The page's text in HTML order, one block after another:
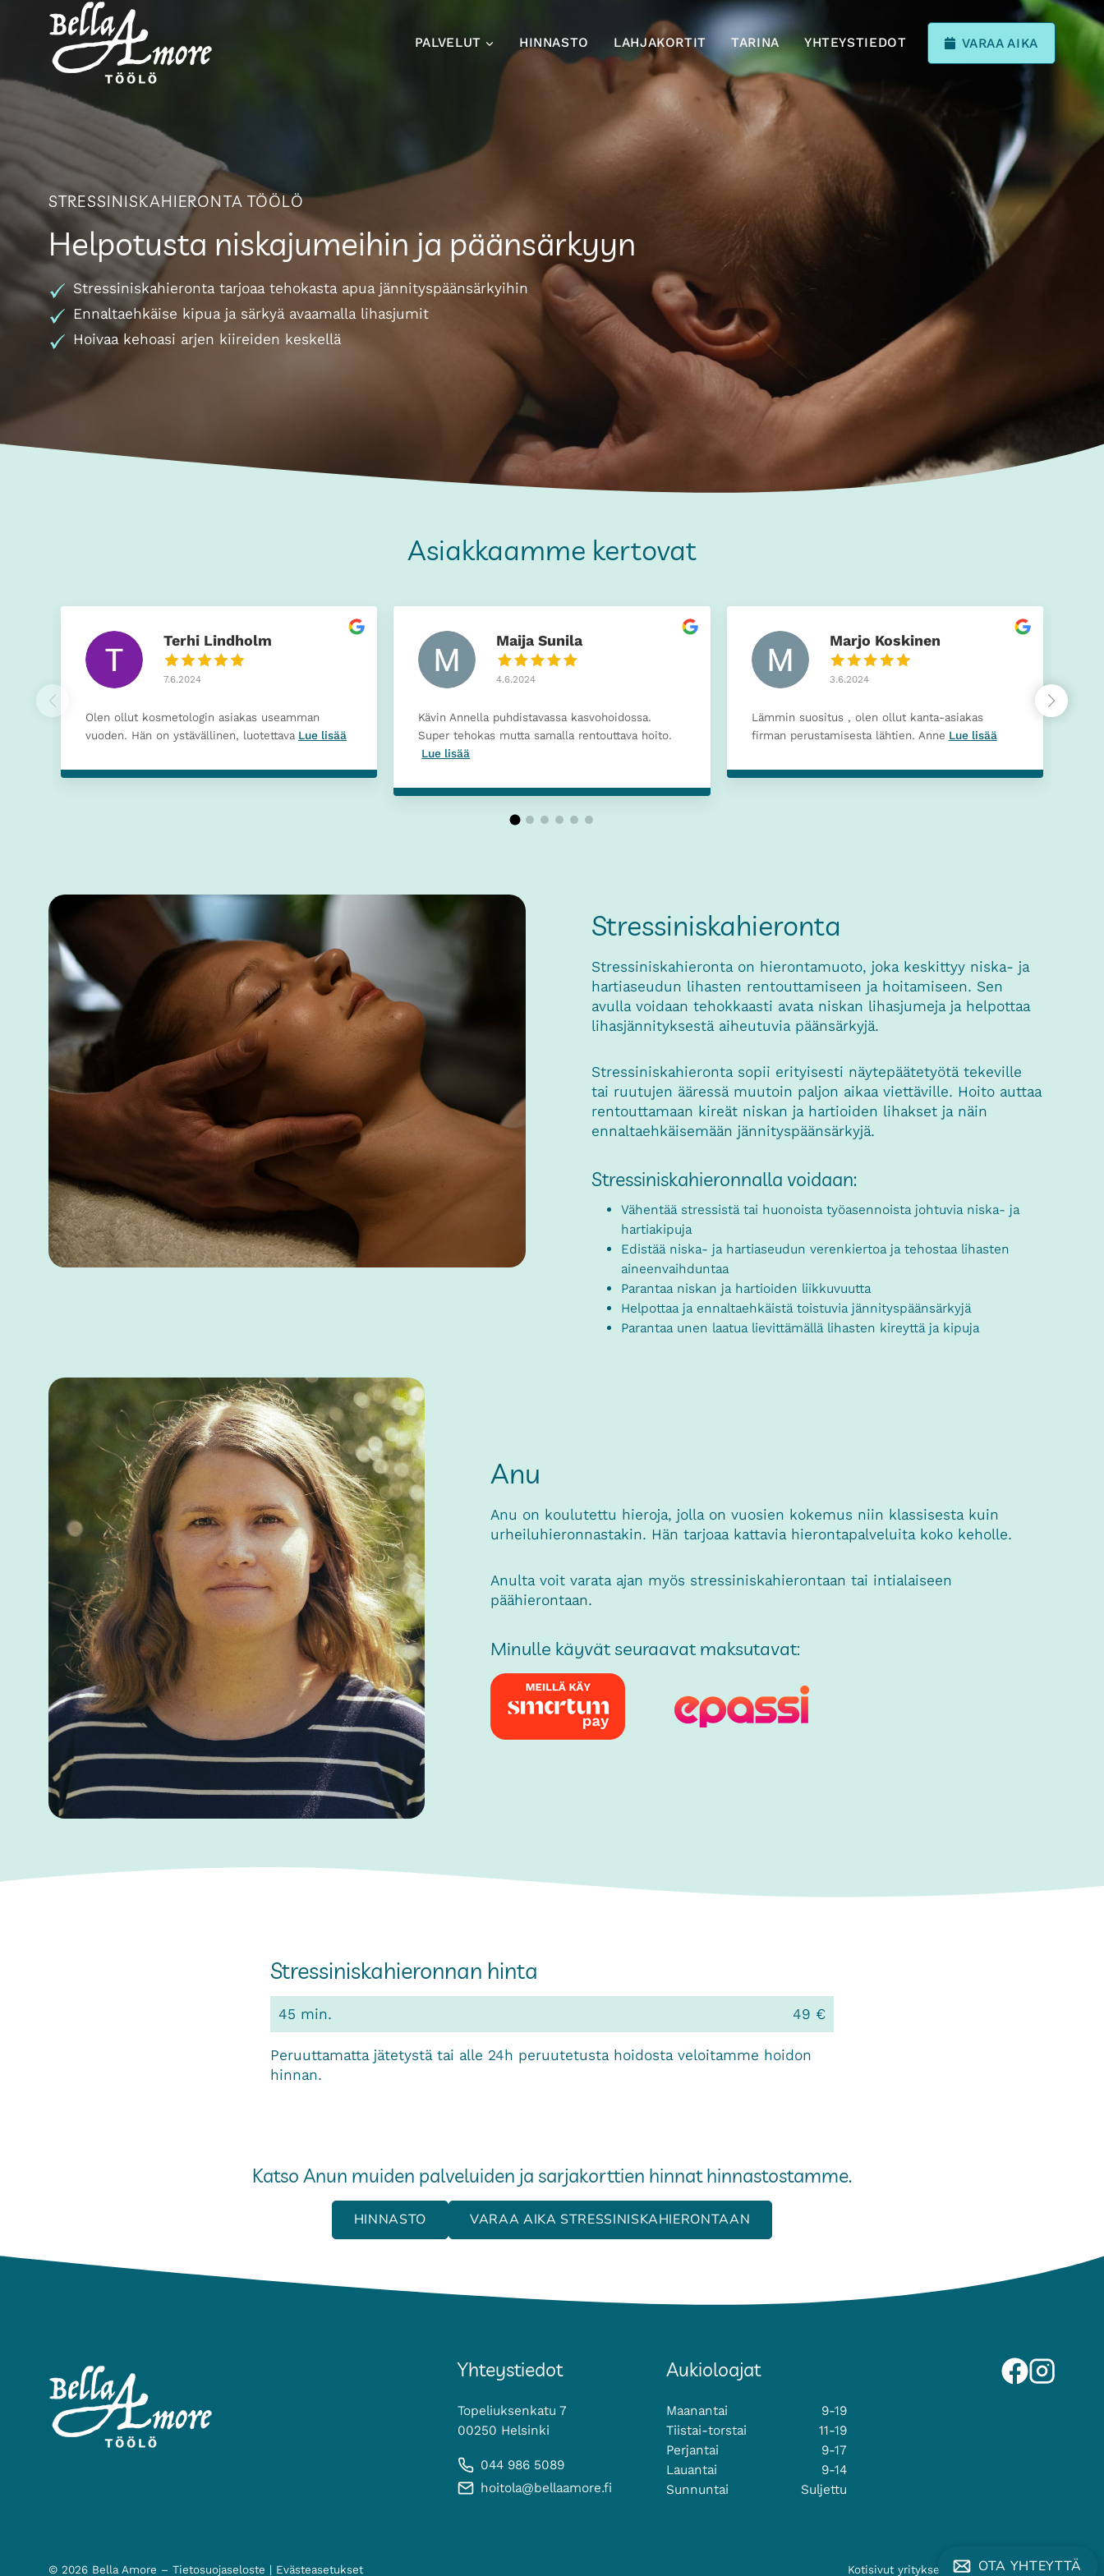
sisältöön
PALVELUT HINNASTO LAHJAKORTIT TARINA YHTEYSTIEDOT VARAA AIKA
STRESSINISKAHIERONTA TÖÖLÖ
Helpotusta niskajumeihin ja päänsärkyyn
Stressiniskahieronta tarjoaa tehokasta apua jännityspäänsärkyihin
Ennaltaehkäise kipua ja särkyä avaamalla lihasjumit
Hoivaa kehoasi arjen kiireiden keskellä
Asiakkaamme kertovat
Terhi Lindholm
7.6.2024
Olen ollut kosmetologin asiakas useamman
vuoden. Hän on ystävällinen, luotettava Lue lisää
Maija Sunila
4.6.2024
Kävin Annella puhdistavassa kasvohoidossa.
Super tehokas mutta samalla rentouttava hoito.
Lue lisää
Marjo Koskinen
3.6.2024
Lämmin suositus , olen ollut kanta-asiakas
firman perustamisesta lähtien. Anne Lue lisää
Stressiniskahieronta
Stressiniskahieronta on hierontamuoto, joka keskittyy niska- ja
hartiaseudun lihasten rentouttamiseen ja hoitamiseen. Sen
avulla voidaan tehokkaasti avata niskan lihasjumeja ja helpottaa
lihasjännityksestä aiheutuvia päänsärkyjä.
Stressiniskahieronta sopii erityisesti näytepäätetyötä tekeville
tai ruutujen ääressä muutoin paljon aikaa viettäville. Hoito auttaa
rentouttamaan kireät niskan ja hartioiden lihakset ja näin
ennaltaehkäisemään jännityspäänsärkyjä.
Stressiniskahieronnalla voidaan:
Vähentää stressistä tai huonoista työasennoista johtuvia niska- ja
hartiakipuja
Edistää niska- ja hartiaseudun verenkiertoa ja tehostaa lihasten
aineenvaihduntaa
Parantaa niskan ja hartioiden liikkuvuutta
Helpottaa ja ennaltaehkäistä toistuvia jännityspäänsärkyjä
Parantaa unen laatua lievittämällä lihasten kireyttä ja kipuja
Anu
Anu on koulutettu hieroja, jolla on vuosien kokemus niin klassisesta kuin
urheiluhieronnastakin. Hän tarjoaa kattavia hierontapalveluita koko keholle.
Anulta voit varata ajan myös stressiniskahierontaan tai intialaiseen
päähierontaan.
Minulle käyvät seuraavat maksutavat:
Stressiniskahieronnan hinta
45 min. 49 €
Peruuttamatta jätetystä tai alle 24h peruutetusta hoidosta veloitamme hoidon
hinnan.
Katso Anun muiden palveluiden ja sarjakorttien hinnat hinnastostamme.
HINNASTO VARAA AIKA STRESSINISKAHIERONTAAN
Yhteystiedot
Topeliuksenkatu 7
00250 Helsinki
044 986 5089
hoitola@bellaamore.fi
Aukioloajat
Maanantai
9-19
Tiistai-torstai
11-19
Perjantai
9-17
Lauantai
9-14
Sunnuntai
Suljettu
© 2026 Bella Amore – Tietosuojaseloste | Evästeasetukset Kotisivut yritykselleHelpotkotisivut.fi
OTA YHTEYTTÄ